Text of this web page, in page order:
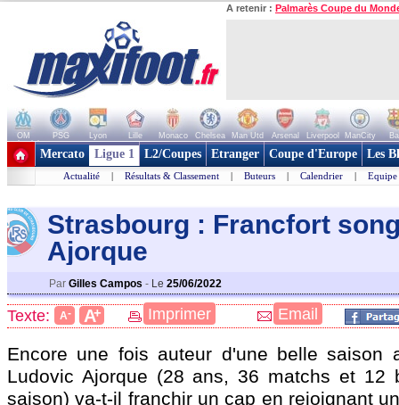
A retenir : Palmarès Coupe du
OM PSG Lyon Lille Monaco Chelsea Man Utd Arsenal Liverpool ManCity
+ de clubs
Mercato Ligue 1 L2/Coupes Etranger Coupe d'Europe Les
Actualité | Résultats & Classement | Buteurs | Calendrier | Equipe
Strasbourg : Francfort
Ajorque
Par Gilles Campos - Le 25/06/2022
Texte: A- A+ Imprimer Email
Encore une fois auteur d'une belle saison
Ludovic Ajorque (28 ans, 36 matchs et 12
saison) va-t-il franchir un cap en rejoignant